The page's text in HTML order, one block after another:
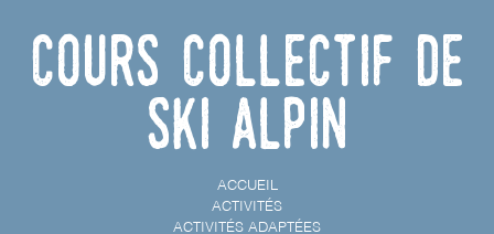
Cours collectif de
ski alpin
ACCUEIL
ACTIVITÉS
ACTIVITÉS ADAPTÉES